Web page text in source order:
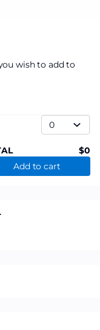
wish to add to
0
Add to cart